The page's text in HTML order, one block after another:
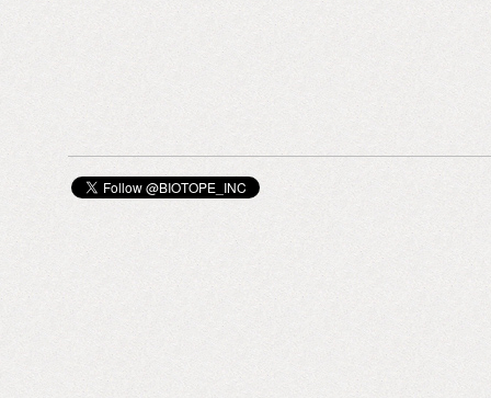
待ちしております。 （注：BIOTOPE INC.は小売店
舗を持たず、小売店様への卸販売を主としておりま
-輸入通関事務のサポート -検品・在庫管理
-各ショップ（取引先の小売店様）への商品入荷
ランドのマーケットリサーチ -企業SNSの管理
-営業ツールの作成 -プレス対応サポート
-請求書・納品書の作成・送付 -展示会のサ
ポート -取引先様店頭での販売支援 -ポップ
内容が書かれていますが、社長をはじめ、全スタッ